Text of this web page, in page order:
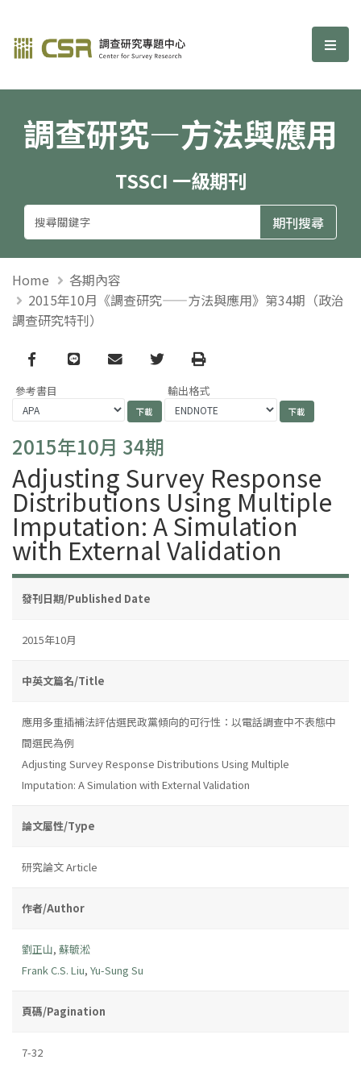
調查研究—方法與應用期刊 選
調查研究—方法與應用
TSSCI 一級期刊
Home
各期內容
2015年10月《調查研究——方法與應用》第34期（政治
調查研究特刊）
Facebook
line email TwitterPrint
參考書目 輸出格式
2015年10月 34期
Adjusting Survey Response
Distributions Using Multiple
Imputation: A Simulation
with External Validation
發刊日期/Published Date
2015年10月
中英文篇名/Title
應用多重插補法評估選民政黨傾向的可行性：以電話調查中不表態中
間選民為例
Adjusting Survey Response Distributions Using Multiple
Imputation: A Simulation with External Validation
論文屬性/Type
研究論文 Article
作者/Author
劉正山, 蘇毓淞
Frank C.S. Liu, Yu-Sung Su
頁碼/Pagination
7-32